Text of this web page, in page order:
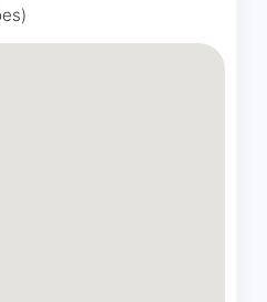
site foi um desafio
já que era uma